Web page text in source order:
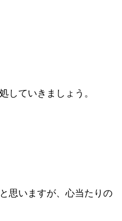
していきましょう。
思いますが、心当たりの